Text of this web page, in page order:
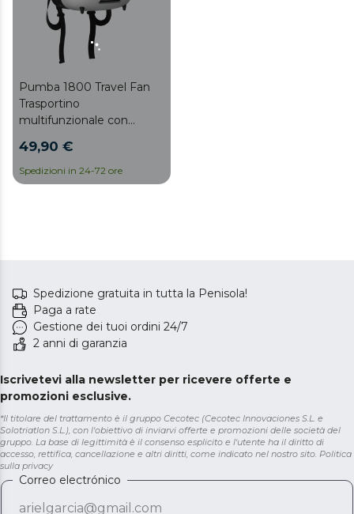
Pumba 1800 Travel Fan
Trasportino
multifunzionale con
comodo e spazioso: 43 x
42 x 27,6 cm.
49,90 €
Spedizioni in 24-72 ore
Spedizione gratuita in tutta la Penisola!
Paga a rate
Gestione dei tuoi ordini 24/7
2 anni di garanzia
Iscrivetevi alla newsletter per ricevere offerte e
promozioni esclusive.
*Il titolare del trattamento è il gruppo Cecotec (Cecotec Innovaciones S.L. e
Solotriatlon S.L.), con l'obiettivo di inviarvi offerte e promozioni delle società del
gruppo. La base di legittimità è il consenso esplicito e l'utente ha il diritto di
accesso, rettifica, cancellazione e altri diritti, come indicato nel nostro sito. Politica
sulla privacy
Correo electrónico